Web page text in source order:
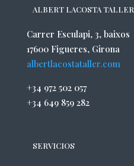
ALBERT LACOSTA TALLER
Carrer Esculapi, 3, baixos
17600 Figueres, Girona
albertlacostataller.com
+34 972 502 057
+34 649 859 282
SERVICIOS